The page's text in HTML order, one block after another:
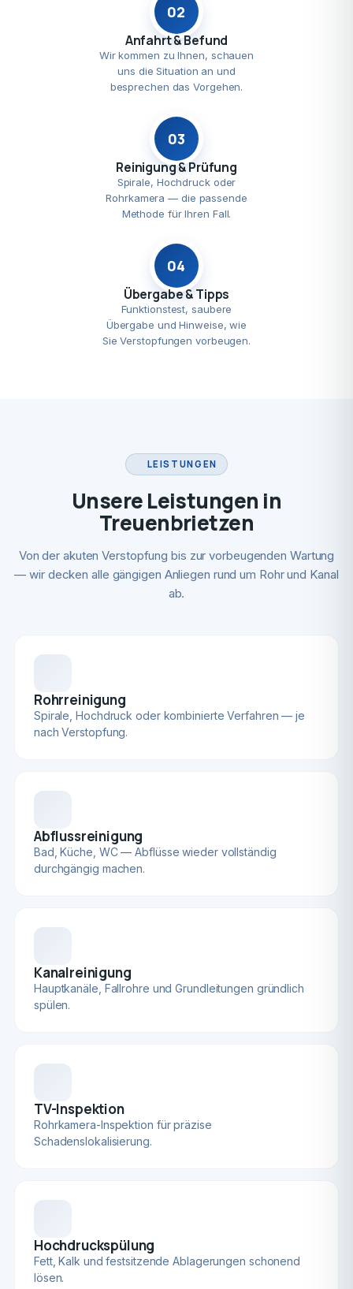
02
Anfahrt & Befund
Wir kommen zu Ihnen, schauen
uns die Situation an und
besprechen das Vorgehen.
03
Reinigung & Prüfung
Spirale, Hochdruck oder
Rohrkamera — die passende
Methode für Ihren Fall.
04
Übergabe & Tipps
Funktionstest, saubere
Übergabe und Hinweise, wie
Sie Verstopfungen vorbeugen.
LEISTUNGEN
Unsere Leistungen in
Treuenbrietzen
Von der akuten Verstopfung bis zur vorbeugenden Wartung
— wir decken alle gängigen Anliegen rund um Rohr und Kanal
ab.
Rohrreinigung
Spirale, Hochdruck oder kombinierte Verfahren — je
nach Verstopfung.
Abflussreinigung
Bad, Küche, WC — Abflüsse wieder vollständig
durchgängig machen.
Kanalreinigung
Hauptkanäle, Fallrohre und Grundleitungen gründlich
spülen.
TV-Inspektion
Rohrkamera-Inspektion für präzise
Schadenslokalisierung.
Hochdruckspülung
Fett, Kalk und festsitzende Ablagerungen schonend
lösen.